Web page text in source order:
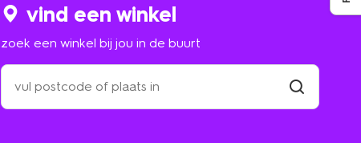
vind een winkel
zoek een winkel bij jou in de buurt
zoek
een
winkel